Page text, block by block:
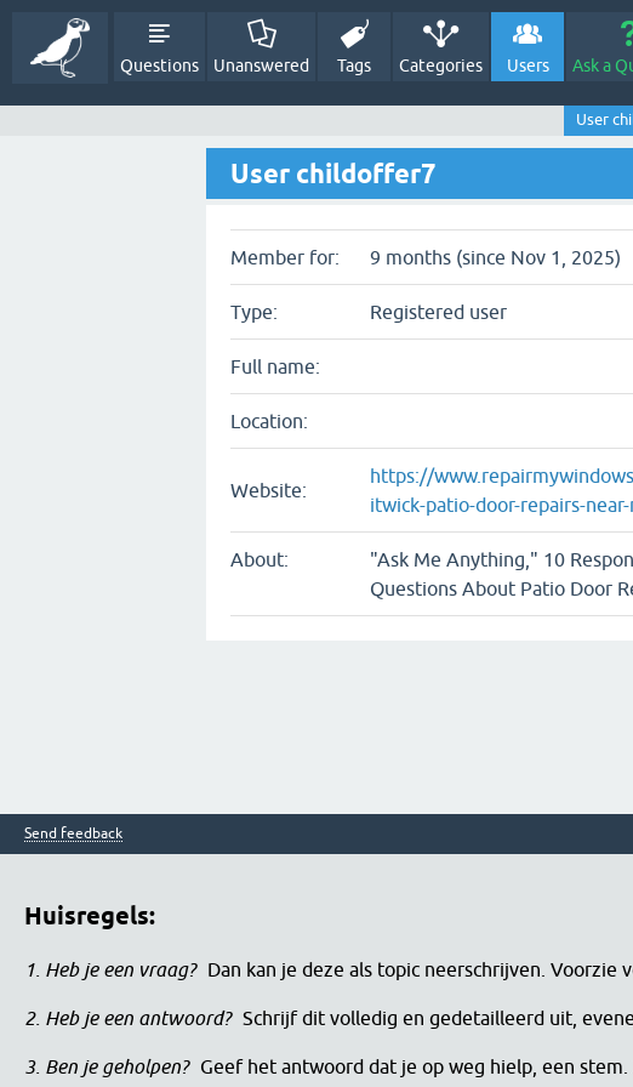
Questions Unanswered Tags Categories Users Ask a
User
User childoffer7
Member for: 9 months (since Nov 1, 2025)
Type: Registered user
Full name:
Location:
Website:
https://
itwick-patio-door-repairs-
About:
"Ask Me Anything," 10
Questions About Patio Door
Send feedback
Huisregels:
1. Heb je een vraag? Dan kan je deze als topic neerschrijven.
2. Heb je een antwoord? Schrijf dit volledig en gedetailleerd uit,
3. Ben je geholpen? Geef het antwoord dat je op weg hielp, een